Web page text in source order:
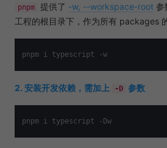
pnpm 提供了 -w, --workspace-root 参
工程的根目录下，作为所有 packages
2. 安装开发依赖，需加上 -D 参数